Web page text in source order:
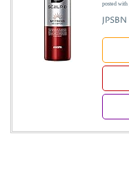
posted with
JPSBN